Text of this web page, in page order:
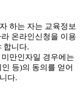
하는 자는 교육정보
온라인신청을 이용
합니다.
만인자일 경우에는
등)의 동의를 얻어
다.